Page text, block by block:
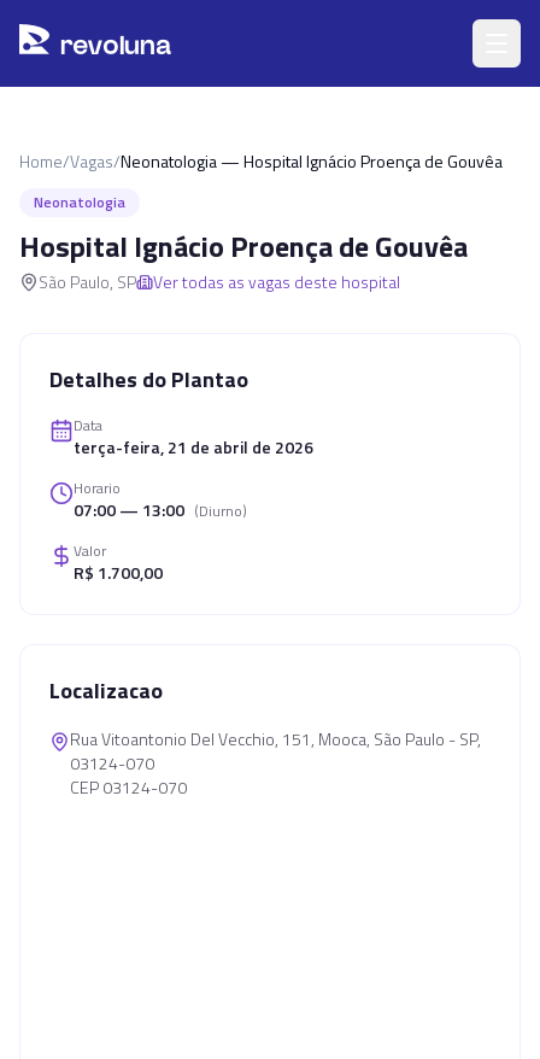
revoluna
Home/Vagas/Neonatologia — Hospital Ignácio Proença de Gouvêa
Neonatologia
Hospital Ignácio Proença de Gouvêa
São Paulo, SP Ver todas as vagas deste hospital
Detalhes do Plantao
Data
terça-feira, 21 de abril de 2026
Horario
07:00 — 13:00 (Diurno)
Valor
R$ 1.700,00
Localizacao
Rua Vitoantonio Del Vecchio, 151, Mooca, São Paulo - SP,
03124-070
CEP 03124-070